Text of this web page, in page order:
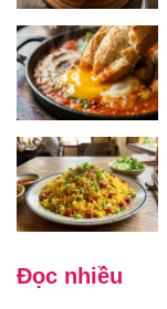
Đọc nhiều